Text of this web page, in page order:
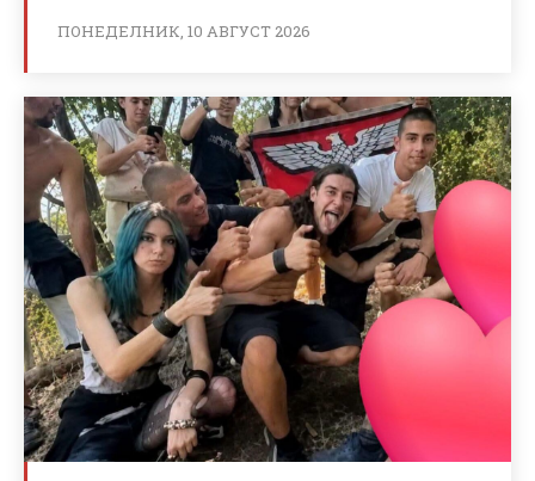
ПОНЕДЕЛНИК, 10 АВГУСТ 2026